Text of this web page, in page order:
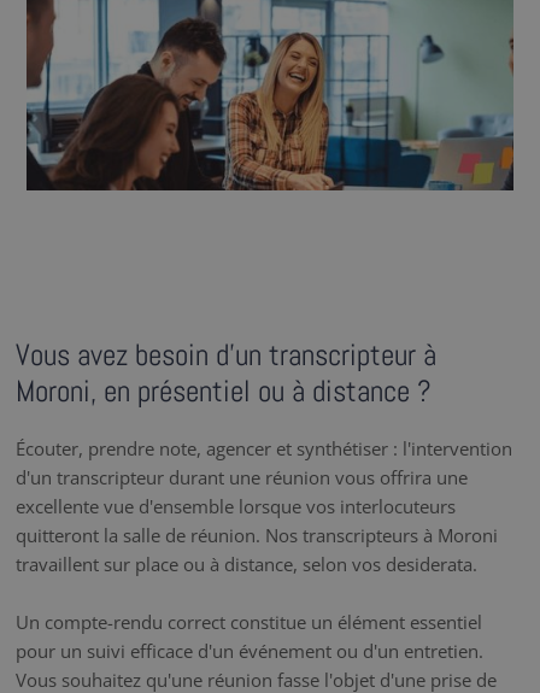
Vous avez besoin d’un transcripteur à
Moroni, en présentiel ou à distance ?
Écouter, prendre note, agencer et synthétiser : l'intervention
d'un transcripteur durant une réunion vous offrira une
excellente vue d'ensemble lorsque vos interlocuteurs
quitteront la salle de réunion. Nos transcripteurs à Moroni
travaillent sur place ou à distance, selon vos desiderata.
Un compte-rendu correct constitue un élément essentiel
pour un suivi efficace d'un événement ou d'un entretien.
Vous souhaitez qu'une réunion fasse l'objet d'une prise de